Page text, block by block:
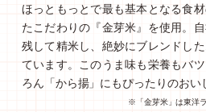
ほっともっとで最も基本となる食
たこだわりの『金芽米』を使用。
残して精米し、絶妙にブレンドし
ています。このうま味も栄養もバ
ろん「から揚」にもぴったりのおい
※「金芽米」は東洋